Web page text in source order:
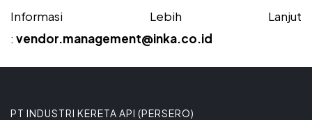
Informasi Lebih Lanjut
:vendor.management@inka.co.id
PT INDUSTRI KERETA API (PERSERO)